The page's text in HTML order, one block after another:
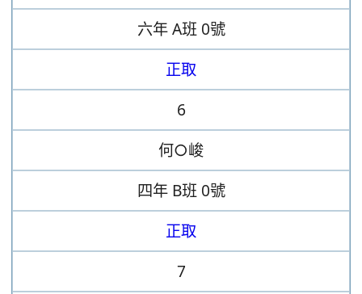
六年 A班 0號
正取
6
何○峻
四年 B班 0號
正取
7